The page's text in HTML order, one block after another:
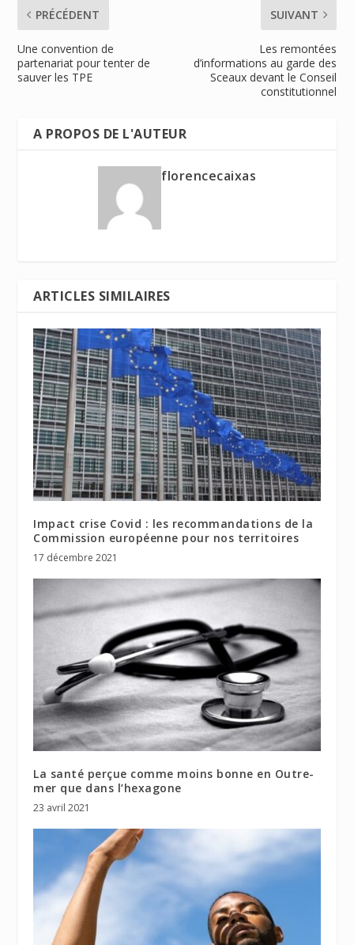
PRÉCÉDENT
Une convention de
partenariat pour tenter de
sauver les TPE
SUIVANT
Les remontées
d’informations au garde des
Sceaux devant le Conseil
constitutionnel
A PROPOS DE L'AUTEUR
florencecaixas
ARTICLES SIMILAIRES
Impact crise Covid : les recommandations de la
Commission européenne pour nos territoires
17 décembre 2021
La santé perçue comme moins bonne en Outre-
mer que dans l’hexagone
23 avril 2021